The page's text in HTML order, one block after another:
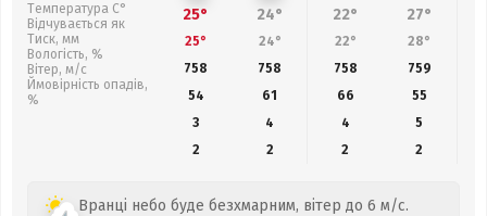
Температура С°
Відчувається як
Тиск, мм
Вологість, %
Вітер, м/с
Ймовірність опадів,
%
25° 24° 22° 27°
25° 24° 22° 28°
758
758 758 759
54
61 66 55
3
4 4
5
2
2 2 2
Вранці небо буде безхмарним, вітер до 6 м/с.